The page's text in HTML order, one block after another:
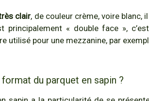
clair, de couleur crème, voire blanc,
principalement « double face »,
utilisé pour une mezzanine, par
du parquet en sapin ?